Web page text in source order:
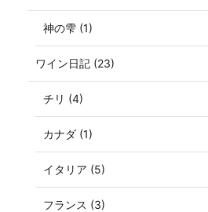
神の雫 (1)
ワイン日記 (23)
チリ (4)
カナダ (1)
イタリア (5)
フランス (3)